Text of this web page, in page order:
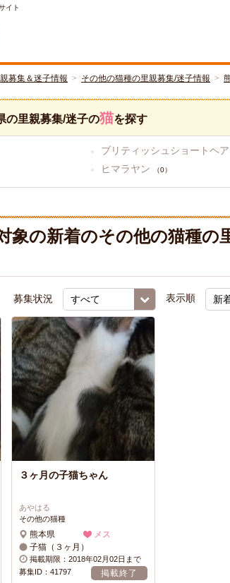
イト
募集＆迷子情報 その他の猫種の里親募集/迷子情報
の里親募集/迷子の猫を探す
ブリティッシュショートヘア
ヒマラヤン （0）
象の新着のその他の猫種の
募集状況 表示順
３ヶ月の子猫ちゃん
あやはる
その他の猫種
熊本県
メス
子猫（３ヶ月）
掲載期限：2018年02月02日まで
募集ID：41797
掲載終了